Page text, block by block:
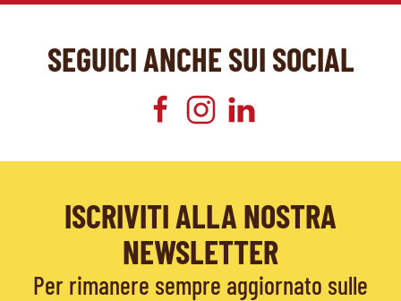
SEGUICI ANCHE SUI SOCIAL
ISCRIVITI ALLA NOSTRA
NEWSLETTER
Per rimanere sempre aggiornato sulle